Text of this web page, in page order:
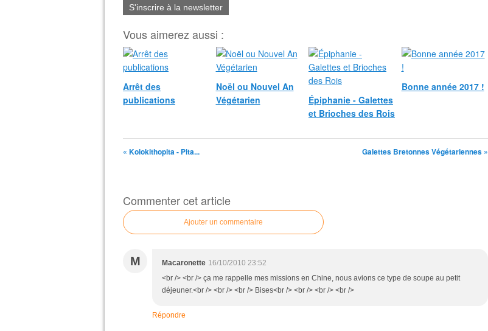
S'inscrire à la newsletter
Vous aimerez aussi :
Arrêt des
publications
Noël ou Nouvel An
Végétarien
Épiphanie - Galettes
et Brioches des Rois
Bonne année 2017 !
« Kolokithopita - Pita... Galettes Bretonnes Végétariennes »
Commenter cet article
Ajouter un commentaire
M Macaronette 16/10/2010 23:52
<br /> <br /> ça me rappelle mes missions en Chine, nous avions ce type de soupe au petit
déjeuner.<br /> <br /> <br /> Bises<br /> <br /> <br /> <br />
Répondre